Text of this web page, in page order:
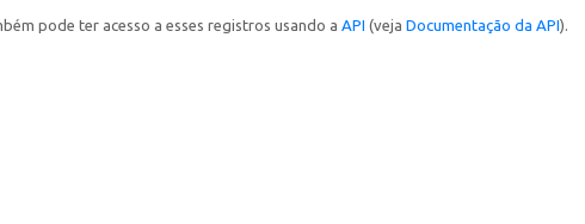
pode ter acesso a esses registros usando a API (veja Documentação da API).